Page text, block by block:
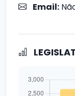
Email: